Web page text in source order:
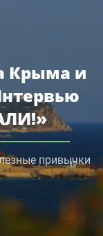
Крыма и
привычки